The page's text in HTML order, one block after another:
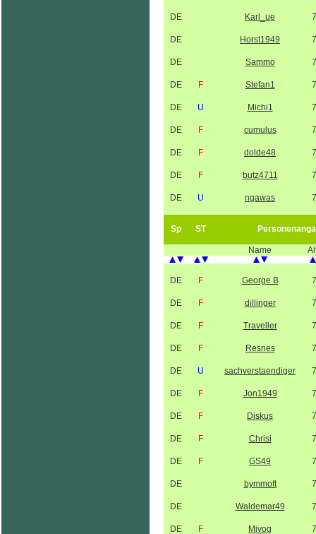
DE Karl_ue
DE Horst1949
DE Sammo
DE F Stefan1
DE U Michi1
DE F cumulus
DE F dolde48
DE F butz4711
DE U ngawas
Sp ST
Name
DE F George B
DE F dillinger
DE F Traveller
DE F Resnes
DE U sachverstaendiger
DE F Jon1949
DE F Diskus
DE F Chrisi
DE F GS49
DE bymmoft
DE Waldemar49
DE F Mivog